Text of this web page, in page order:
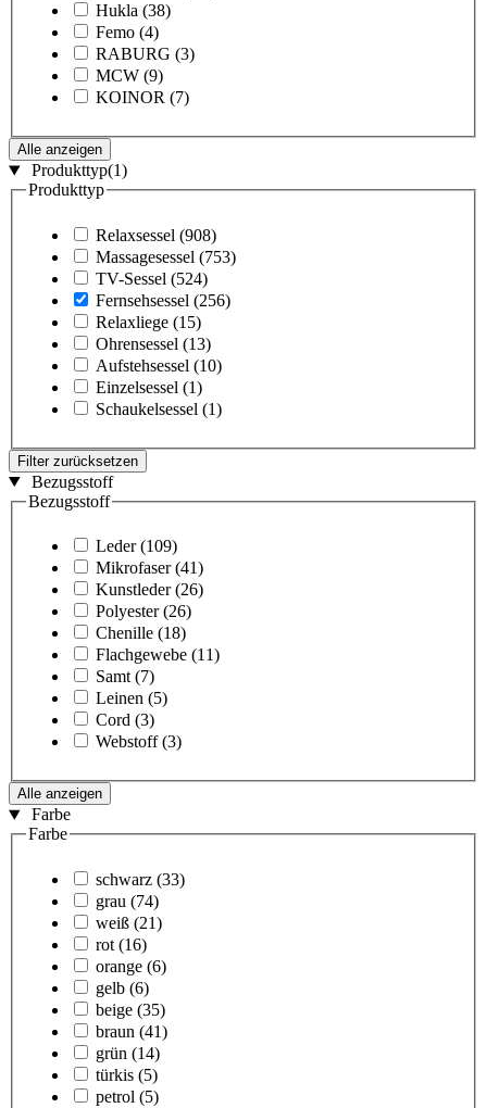
Hukla (38)
Femo (4)
RABURG (3)
MCW (9)
KOINOR (7)
Alle anzeigen
Produkttyp(1)
Produkttyp
Relaxsessel (908)
Massagesessel (753)
TV-Sessel (524)
Fernsehsessel (256)
Relaxliege (15)
Ohrensessel (13)
Aufstehsessel (10)
Einzelsessel (1)
Schaukelsessel (1)
Filter zurücksetzen
Bezugsstoff
Bezugsstoff
Leder (109)
Mikrofaser (41)
Kunstleder (26)
Polyester (26)
Chenille (18)
Flachgewebe (11)
Samt (7)
Leinen (5)
Cord (3)
Webstoff (3)
Alle anzeigen
Farbe
Farbe
schwarz (33)
grau (74)
weiß (21)
rot (16)
orange (6)
gelb (6)
beige (35)
braun (41)
grün (14)
türkis (5)
petrol (5)